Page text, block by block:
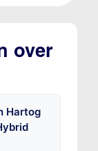
over
Hartog